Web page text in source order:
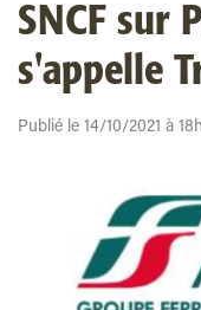
SNCF sur
s'appelle
Publié le 14/10/2021 à